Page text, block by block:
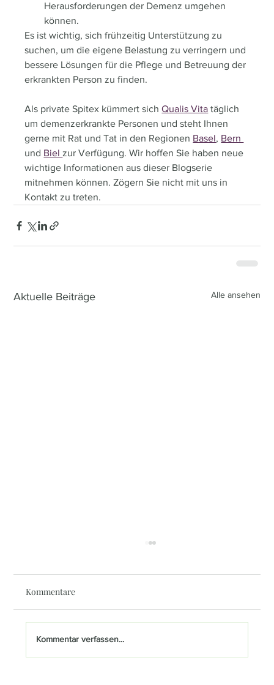
Herausforderungen der Demenz umgehen
können.
Es ist wichtig, sich frühzeitig Unterstützung zu
suchen, um die eigene Belastung zu verringern und
bessere Lösungen für die Pflege und Betreuung der
erkrankten Person zu finden.
Als private Spitex kümmert sich Qualis Vita täglich
um demenzerkrankte Personen und steht Ihnen
gerne mit Rat und Tat in den Regionen Basel, Bern
und Biel zur Verfügung. Wir hoffen Sie haben neue
wichtige Informationen aus dieser Blogserie
mitnehmen können. Zögern Sie nicht mit uns in
Kontakt zu treten.
Aktuelle Beiträge Alle ansehen
Kommentare
Kommentar verfassen...